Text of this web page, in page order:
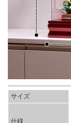
サイズ
仕様